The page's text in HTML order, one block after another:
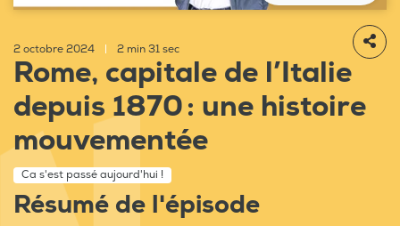
2 octobre 2024 2 min 31 sec
Rome, capitale de l’Italie
depuis 1870 : une histoire
mouvementée
Ca s'est passé aujourd'hui !
Résumé de l'épisode